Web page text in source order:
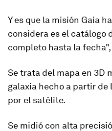
Y es que la misión Gaia
considera es el catálogo
completo hasta la fecha",
Se trata del mapa en 3D
galaxia hecho a partir
por el satélite.
Se midió con alta